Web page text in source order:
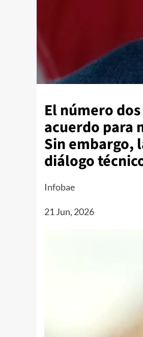
El número
acuerdo para
Sin embargo,
diálogo
Infobae
21 Jun, 2026